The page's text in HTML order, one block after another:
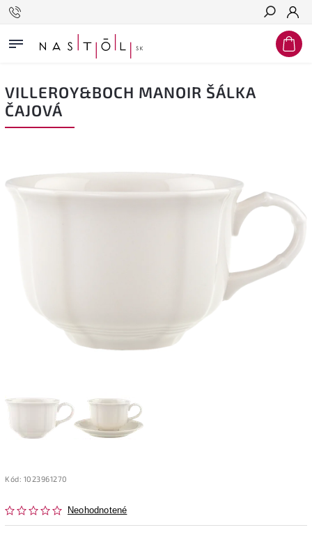
Hľadať
VILLEROY&BOCH MANOIR ŠÁLKA
ČAJOVÁ
Kód: 1023961270
Neohodnotené